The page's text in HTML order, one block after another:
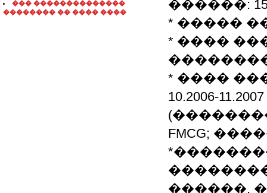
��� ��������������
�������� �� ���� ����
������:
* �����
* ����
* ����
10.2006-
FMCG;
������,